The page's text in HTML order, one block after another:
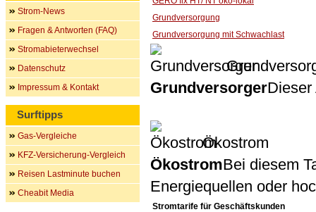
Grundversorgung
Grundversorgung mit Schwachlast
GrundversorgerDieser
Ökostrom
ÖkostromBei diesem
Energiequellen oder
Stromtarife für Geschäftskunden
Strom-News
Fragen & Antworten (FAQ)
Stromabieterwechsel
Datenschutz
Impressum & Kontakt
Surftipps
Gas-Vergleiche
KFZ-Versicherung-Vergleich
Reisen Lastminute buchen
Cheabit Media